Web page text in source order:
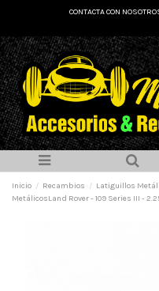
CONTACTA CON
Inicio Recambios Latiguillos
MetálicosLand Rover - 109 Series III - 2.25